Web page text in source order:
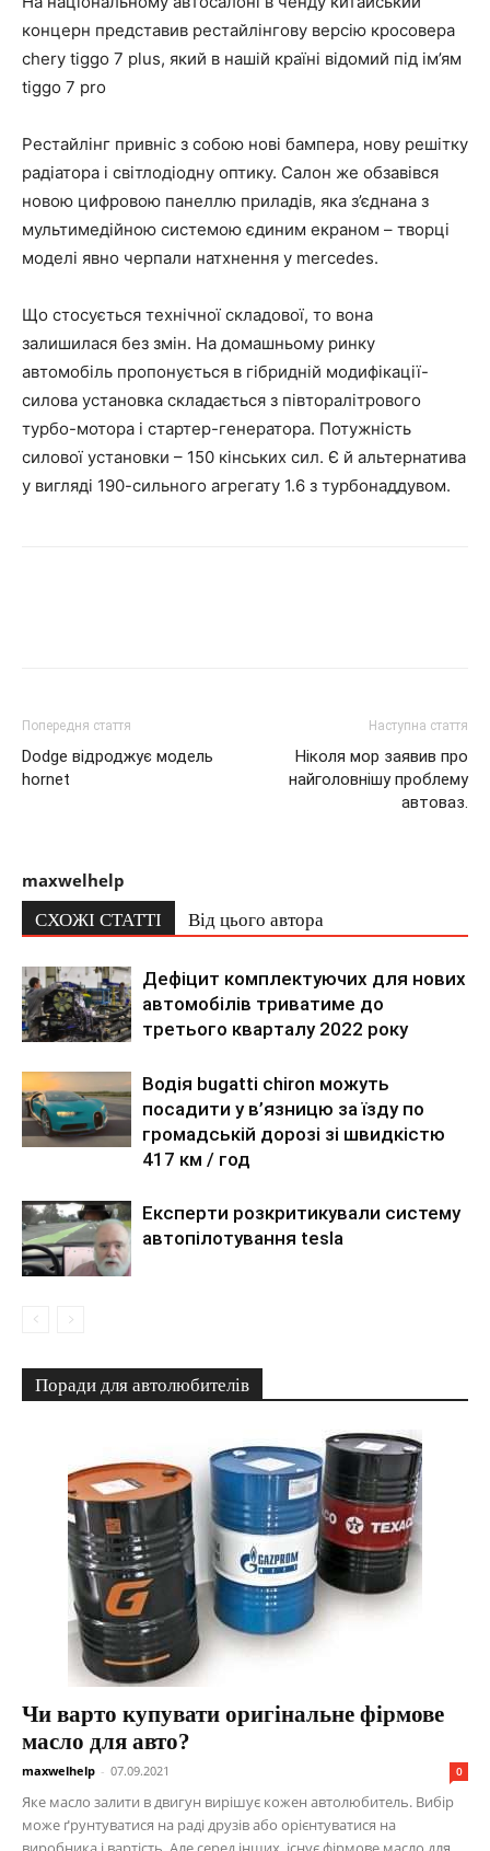
концерн представив рестайлінгову версію кросовера
chery tiggo 7 plus, який в нашій країні відомий під ім’ям
tiggo 7 pro
Рестайлінг привніс з собою нові бампера, нову решітку
радіатора і світлодіодну оптику. Салон же обзавівся
новою цифровою панеллю приладів, яка з’єднана з
мультимедійною системою єдиним екраном – творці
моделі явно черпали натхнення у mercedes.
Що стосується технічної складової, то вона
залишилася без змін. На домашньому ринку
автомобіль пропонується в гібридній модифікації-
силова установка складається з півторалітрового
турбо-мотора і стартер-генератора. Потужність
силової установки – 150 кінських сил. Є й альтернатива
у вигляді 190-сильного агрегату 1.6 з турбонаддувом.
Попередня стаття
Dodge відроджує модель
hornet
Наступна стаття
Ніколя мор заявив про
найголовнішу проблему
автоваз.
maxwelhelp
СХОЖІ СТАТТІ Від цього автора
Дефіцит комплектуючих для нових
автомобілів триватиме до
третього кварталу 2022 року
Водія bugatti chiron можуть
посадити у в’язницю за їзду по
громадській дорозі зі швидкістю
417 км / год
Експерти розкритикували систему
автопілотування tesla
Поради для автолюбителів
Чи варто купувати оригінальне фірмове
масло для авто?
maxwelhelp - 07.09.2021 0
Яке масло залити в двигун вирішує кожен автолюбитель. Вибір
може ґрунтуватися на раді друзів або орієнтуватися на